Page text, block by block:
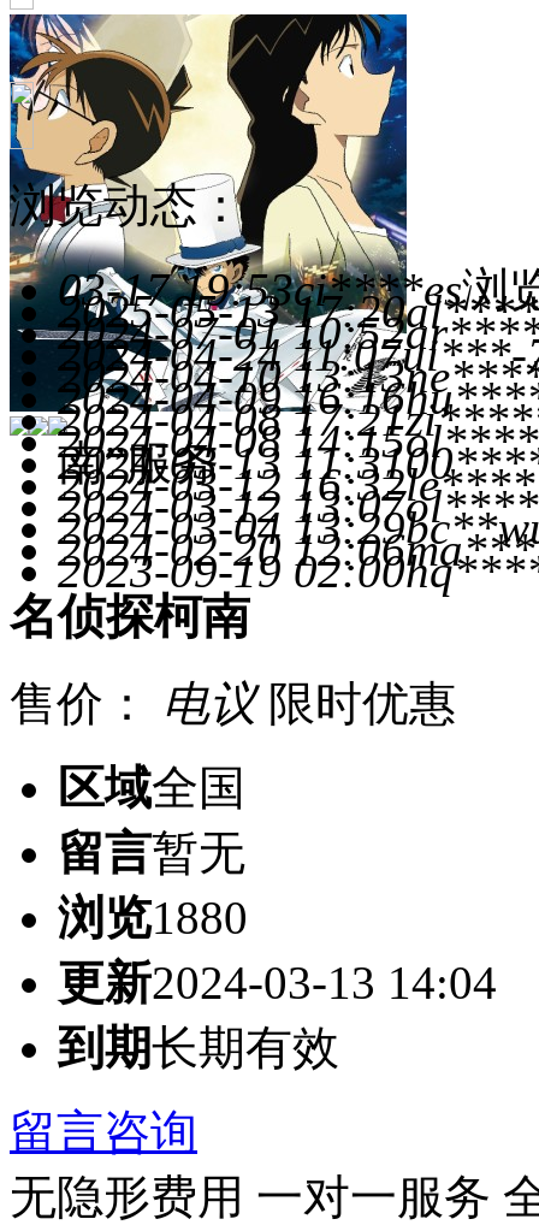
浏览动态：
03-17 19:53ci****es浏
2025-05-13 17:20
2024-07-01 10:52
2024-04-24 11:07ui***-
2024-04-10 13:13
2024-04-09 16:16
南”服务
2024-04-08 17:21
2024-04-08 14:15
2024-03-13 11:31
2024-03-12 16:32
2024-03-12 13:07
2024-03-04 13:29
2024-02-20 12:06
2023-09-19 02:00
名侦探柯南
售价： 电议 限时优惠
区域全国
留言暂无
浏览1880
更新2024-03-13 14:04
到期长期有效
留言咨询
无隐形费用 一对一服务